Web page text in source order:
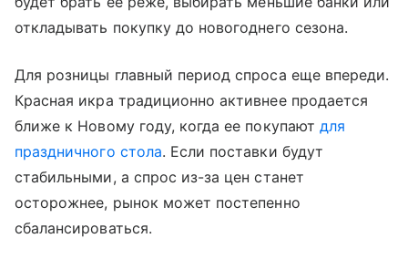
откладывать покупку до новогоднего сезона.
Для розницы главный период спроса еще впереди.
Красная икра традиционно активнее продается
ближе к Новому году, когда ее покупают для
праздничного стола. Если поставки будут
стабильными, а спрос из-за цен станет
осторожнее, рынок может постепенно
сбалансироваться.